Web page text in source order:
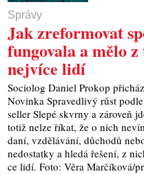
Správy
Jak zreformovat
fungovala a mělo
nejvíce lidí
Soci­o­log Daniel Pro­kop
Novin­ka Spra­ved­li­vý růst
seller Sle­pé skvr­ny a záro­veň
totiž nelze říkat, že o nich
daní, vzdě­lá­vá­ní, důcho­dů
nedo­stat­ky a hle­dá řeše­ní, z
ce lidí. Foto: Věra Marčíková/